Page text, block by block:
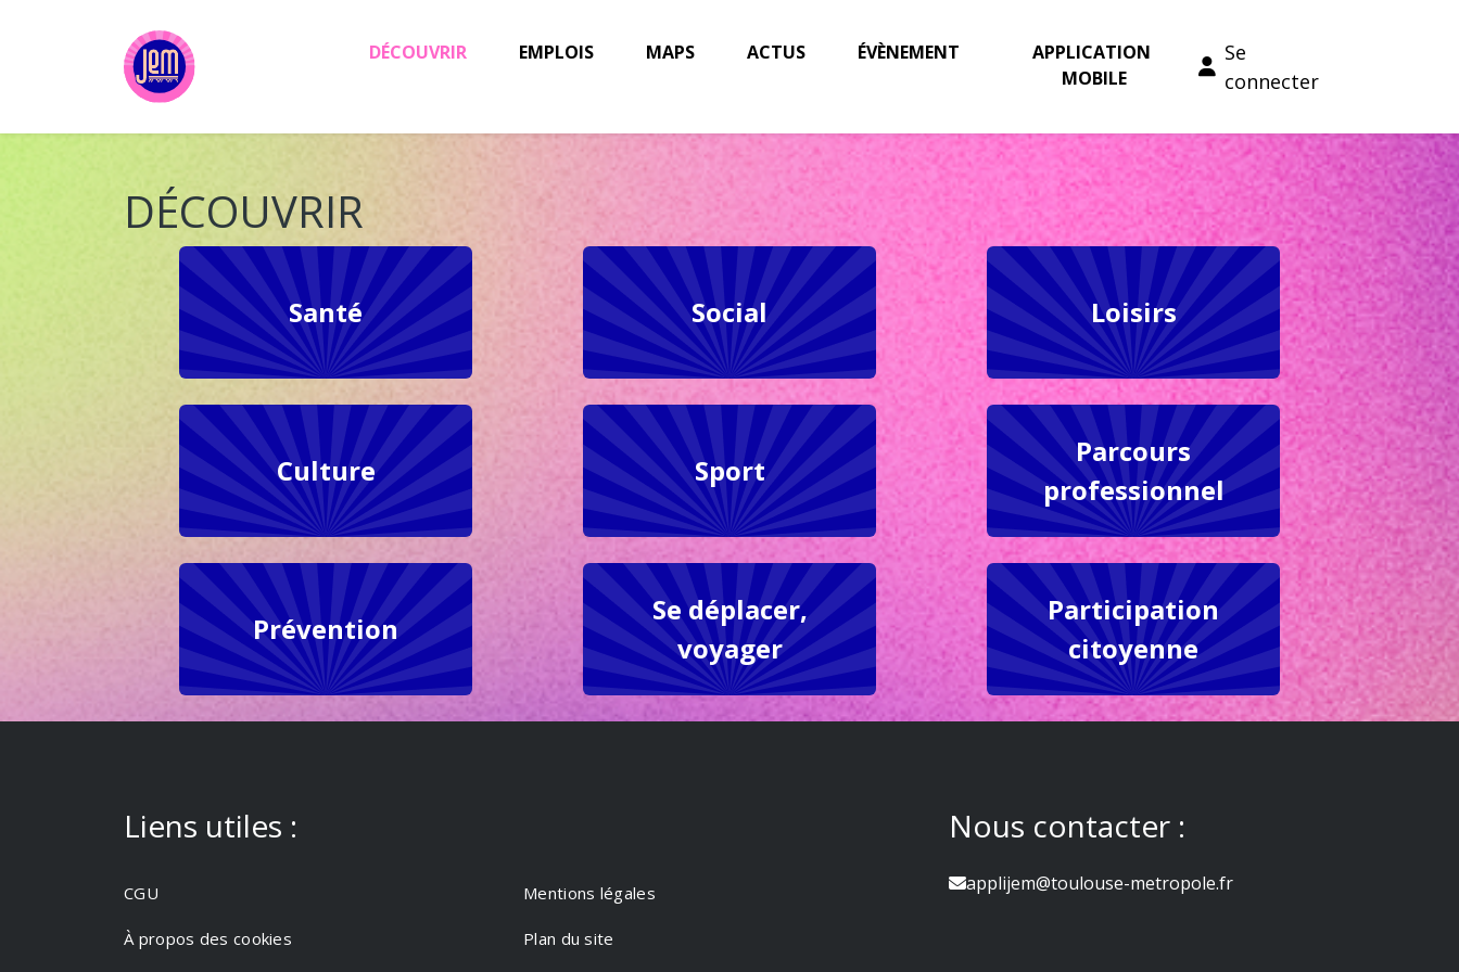
DÉCOUVRIR
EMPLOIS MAPS ACTUS ÉVÈNEMENT
APPLICATION
MOBILE
Se
connecter
DÉCOUVRIR
Santé Social Loisirs
Culture Sport
Parcours
professionnel
Prévention
Se déplacer,
voyager
Participation
citoyenne
Liens utiles :
CGU Mentions légales
À propos des cookies Plan du site
Nous contacter :
applijem@toulouse-metropole.fr